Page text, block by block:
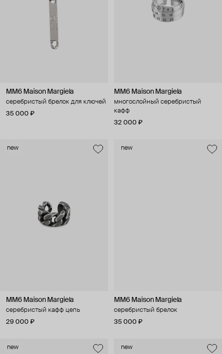
MM6 Maison Margiela
серебристый брелок для ключей
35 000 ₽
MM6 Maison Margiela
многослойный серебристый
кафф
32 000 ₽
new
MM6 Maison Margiela
серебристый кафф цепь
29 000 ₽
new
MM6 Maison Margiela
серебристый брелок
35 000 ₽
new new